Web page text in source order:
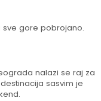
sve gore pobrojano.
nalazi se raj za
sasvim je